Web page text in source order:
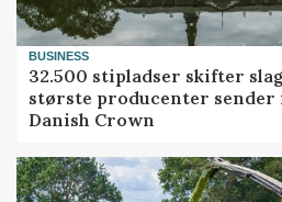
BUSINESS
32.500 stipladser skifter
største producenter
Danish Crown